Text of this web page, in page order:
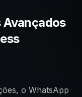
Avançados
o WhatsApp